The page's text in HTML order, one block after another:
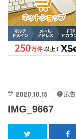
2020.10.15 広告
IMG_9667